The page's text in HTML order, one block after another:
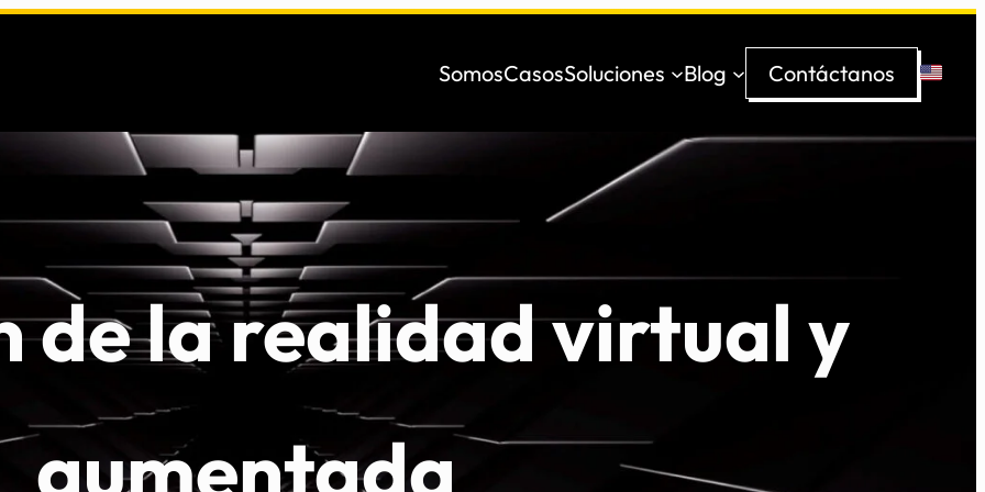
SomosCasosSoluciones Blog Contáctanos
de la realidad virtual y
aumentada